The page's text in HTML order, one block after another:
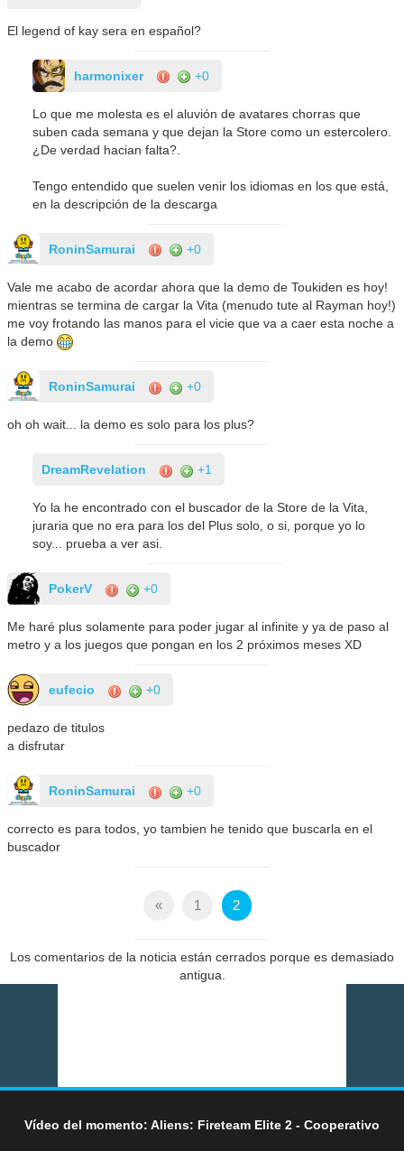
El legend of kay sera en español?
harmonixer +0
Lo que me molesta es el aluvión de avatares chorras que
suben cada semana y que dejan la Store como un estercolero.
¿De verdad hacian falta?.
Tengo entendido que suelen venir los idiomas en los que está,
en la descripción de la descarga
RoninSamurai +0
Vale me acabo de acordar ahora que la demo de Toukiden es hoy!
mientras se termina de cargar la Vita (menudo tute al Rayman hoy!)
me voy frotando las manos para el vicie que va a caer esta noche a
la demo
RoninSamurai +0
oh oh wait... la demo es solo para los plus?
DreamRevelation +1
Yo la he encontrado con el buscador de la Store de la Vita,
juraria que no era para los del Plus solo, o si, porque yo lo
soy... prueba a ver asi.
PokerV +0
Me haré plus solamente para poder jugar al infinite y ya de paso al
metro y a los juegos que pongan en los 2 próximos meses XD
eufecio +0
pedazo de titulos
a disfrutar
RoninSamurai +0
correcto es para todos, yo tambien he tenido que buscarla en el
buscador
« 1 2
Los comentarios de la noticia están cerrados porque es demasiado
antigua.
Vídeo del momento: Aliens: Fireteam Elite 2 - Cooperativo